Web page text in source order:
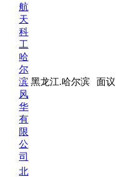
戏类
机类
航
天
科
工
哈
尔
滨
风
华
有
限
公
司
黑龙江.哈尔滨 面议
北